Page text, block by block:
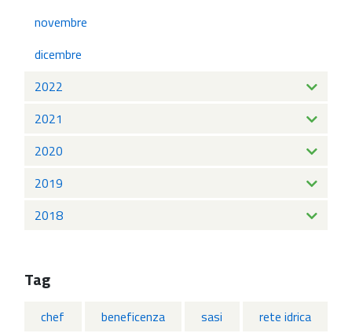
novembre
dicembre
2022
2021
2020
2019
2018
Tag
chef beneficenza sasi
rete idrica